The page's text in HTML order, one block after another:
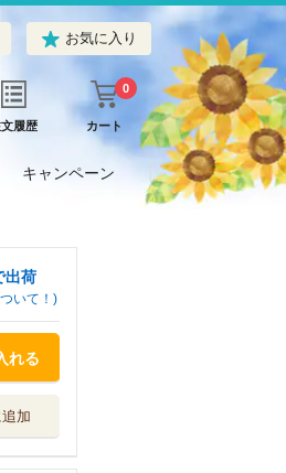
お気に入り
履歴 カート
0
キャンペーン
出荷
いて！)
れる
加